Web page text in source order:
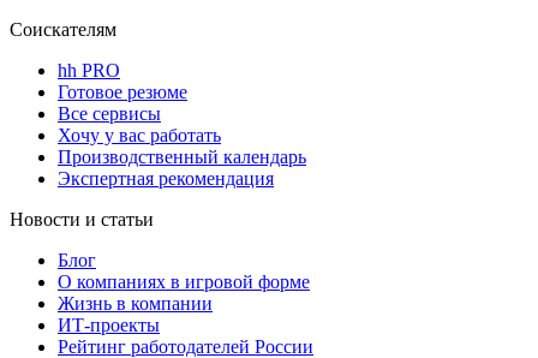
Соискателям
hh PRO
Готовое резюме
Все сервисы
Хочу у вас работать
Производственный календарь
Экспертная рекомендация
Новости и статьи
Блог
О компаниях в игровой форме
Жизнь в компании
ИТ-проекты
Рейтинг работодателей России